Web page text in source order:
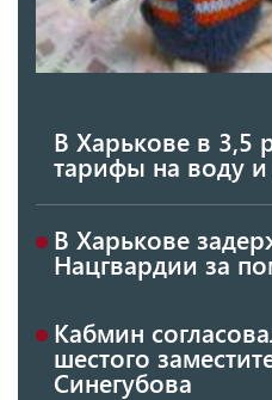
В Харькове в 3,5
тарифы на воду
В Харькове
Нацгвардии за
Кабмин
шестого
Синегубова